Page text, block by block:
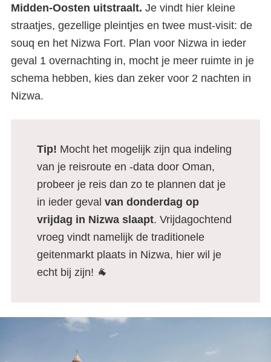
Het beste van Oman in twee
Midden-Oosten uitstraalt. Je vindt hier kleine
straatjes, gezellige pleintjes en twee must-visit: de
souq en het Nizwa Fort. Plan voor Nizwa in ieder
geval 1 overnachting in, mocht je meer ruimte in je
schema hebben, kies dan zeker voor 2 nachten in
Nizwa.
Tip! Mocht het mogelijk zijn qua indeling
van je reisroute en -data door Oman,
probeer je reis dan zo te plannen dat je
in ieder geval van donderdag op
vrijdag in Nizwa slaapt. Vrijdagochtend
vroeg vindt namelijk de traditionele
geitenmarkt plaats in Nizwa, hier wil je
echt bij zijn! 🐐